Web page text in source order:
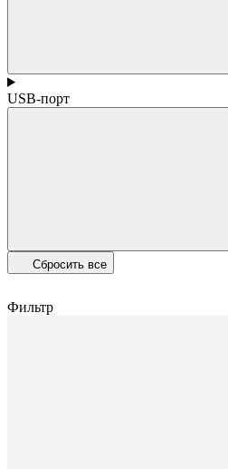
USB-порт
Сбросить все
Фильтр